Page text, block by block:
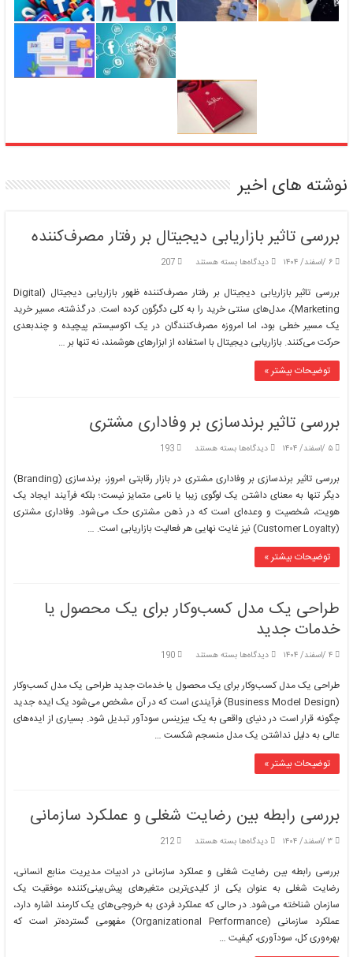
نوشته های اخیر
بررسی تاثیر بازاریابی دیجیتال بر رفتار مصرف‌کننده
۶ /اسفند/ ۱۴۰۴ دیدگاه‌هابرای
تاثیر
بازاریابی
دیجیتال
بر
رفتار
بسته هستند 207
بررسی تاثیر بازاریابی دیجیتال بر رفتار مصرف‌کننده ظهور بازاریابی دیجیتال (Digital
Marketing)، مدل‌های سنتی خرید را به کلی دگرگون کرده است. در گذشته، مسیر خرید
یک مسیر خطی بود، اما امروزه مصرف‌کنندگان در یک اکوسیستم پیچیده و چندبعدی
حرکت می‌کنند. بازاریابی دیجیتال با استفاده از ابزارهای هوشمند، نه تنها بر …
توضیحات بیشتر »
بررسی تاثیر برندسازی بر وفاداری مشتری
۵ /اسفند/ ۱۴۰۴ دیدگاه‌هابرای
تاثیر
برندسازی
بر
وفاداری
مشتری
بسته هستند 193
بررسی تاثیر برندسازی بر وفاداری مشتری در بازار رقابتی امروز، برندسازی (Branding)
دیگر تنها به معنای داشتن یک لوگوی زیبا یا نامی متمایز نیست؛ بلکه فرآیند ایجاد یک
هویت، شخصیت و وعده‌ای است که در ذهن مشتری حک می‌شود. وفاداری مشتری
(Customer Loyalty) نیز غایت نهایی هر فعالیت بازاریابی است. …
توضیحات بیشتر »
طراحی یک مدل کسب‌وکار برای یک محصول یا
خدمات جدید
۴ /اسفند/ ۱۴۰۴ دیدگاه‌هابرای
یک
مدل
کسب‌وکار
برای
یک
بسته هستند 190
طراحی یک مدل کسب‌وکار برای یک محصول یا خدمات جدید طراحی یک مدل کسب‌وکار
(Business Model Design) فرآیندی است که در آن مشخص می‌شود یک ایده جدید
چگونه قرار است در دنیای واقعی به یک بیزینس سودآور تبدیل شود. بسیاری از ایده‌های
عالی به دلیل نداشتن یک مدل منسجم شکست …
توضیحات بیشتر »
بررسی رابطه بین رضایت شغلی و عملکرد سازمانی
۳ /اسفند/ ۱۴۰۴ دیدگاه‌هابرای
رابطه
رضایت
شغلی
و
عملکرد
بسته هستند 212
بررسی رابطه بین رضایت شغلی و عملکرد سازمانی در ادبیات مدیریت منابع انسانی،
رضایت شغلی به عنوان یکی از کلیدی‌ترین متغیرهای پیش‌بینی‌کننده موفقیت یک
سازمان شناخته می‌شود. در حالی که عملکرد فردی به خروجی‌های یک کارمند اشاره دارد،
عملکرد سازمانی (Organizational Performance) مفهومی گسترده‌تر است که
بهره‌وری کل، سودآوری، کیفیت …